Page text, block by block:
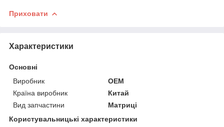
Приховати
Характеристики
Основні
Виробник
OEM
Країна виробник
Китай
Вид запчастини
Матриці
Користувальницькі характеристики